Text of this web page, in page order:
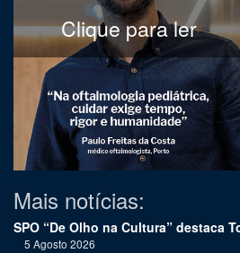
Clique para ler
Mais notícias:
SPO “De Olho na Cultura” destaca
5 Agosto 2026